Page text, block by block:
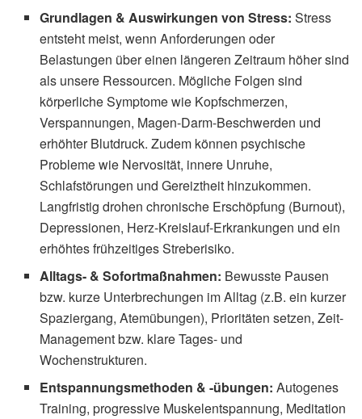
Grundlagen & Auswirkungen von Stress: Stress
entsteht meist, wenn Anforderungen oder
Belastungen über einen längeren Zeitraum höher sind
als unsere Ressourcen. Mögliche Folgen sind
körperliche Symptome wie Kopfschmerzen,
Verspannungen, Magen-Darm-Beschwerden und
erhöhter Blutdruck. Zudem können psychische
Probleme wie Nervosität, innere Unruhe,
Schlafstörungen und Gereiztheit hinzukommen.
Langfristig drohen chronische Erschöpfung (Burnout),
Depressionen, Herz-Kreislauf-Erkrankungen und ein
erhöhtes frühzeitiges Streberisiko.
Alltags- & Sofortmaßnahmen: Bewusste Pausen
bzw. kurze Unterbrechungen im Alltag (z.B. ein kurzer
Spaziergang, Atemübungen), Prioritäten setzen, Zeit-
Management bzw. klare Tages- und
Wochenstrukturen.
Entspannungsmethoden & -übungen: Autogenes
Training, progressive Muskelentspannung, Meditation